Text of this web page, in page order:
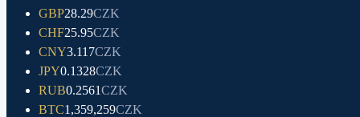
GBP28.29CZK
CHF25.95CZK
CNY3.117CZK
JPY0.1328CZK
RUB0.2561CZK
BTC1,359,259CZK